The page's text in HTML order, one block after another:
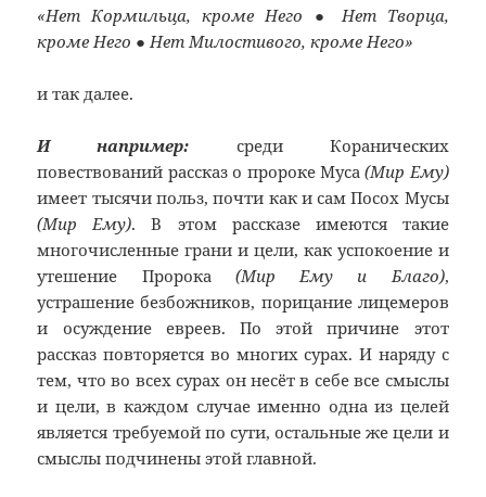
«Нет Кормильца, кроме Него ● Нет Творца,
кроме Него ● Нет Милостивого, кроме Него»
и так далее.
И например: среди Коранических
повествований рассказ о пророке Муса(Мир Ему)
имеет тысячи польз, почти как и сам Посох Мусы
(Мир Ему). В этом рассказе имеются такие
многочисленные грани и цели, как успокоение и
утешение Пророка (Мир Ему и Благо),
устрашение безбожников, порицание лицемеров
и осуждение евреев. По этой причине этот
рассказ повторяется во многих сурах. И наряду с
тем, что во всех сурах он несёт в себе все смыслы
и цели, в каждом случае именно одна из целей
является требуемой по сути, остальные же цели и
смыслы подчинены этой главной.